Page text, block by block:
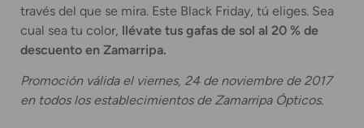
través del que se mira. Este Black Friday, tú eliges. Sea
cual sea tu color, llévate tus gafas de sol al 20 % de
descuento en Zamarripa.
Promoción válida el viernes, 24 de noviembre de 2017
en todos los establecimientos de Zamarripa Ópticos.